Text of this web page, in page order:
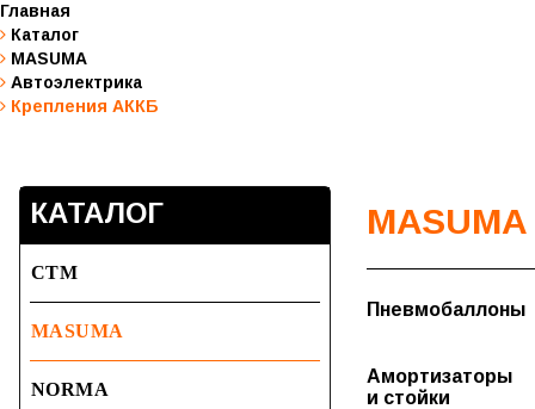
Главная
Каталог
MASUMA
Автоэлектрика
Крепления АККБ
КАТАЛОГ
СТМ
MASUMA
NORMA
MASUMA
Пневмобаллоны
Амортизаторы
и стойки